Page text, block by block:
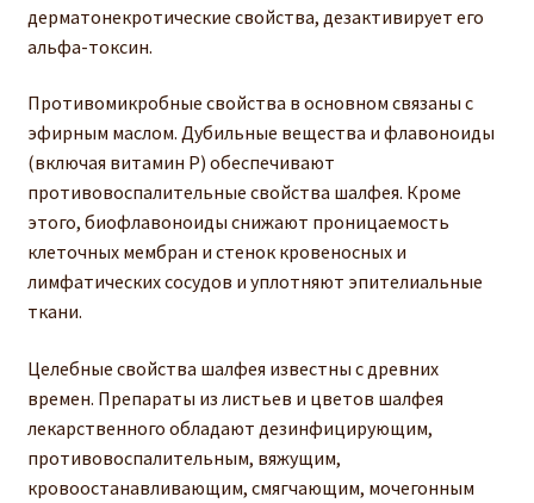
дерматонекротические свойства, дезактивирует его
альфа-токсин.
Противомикробные свойства в основном связаны с
эфирным маслом. Дубильные вещества и флавоноиды
(включая витамин Р) обеспечивают
противовоспалительные свойства шалфея. Кроме
этого, биофлавоноиды снижают проницаемость
клеточных мембран и стенок кровеносных и
лимфатических сосудов и уплотняют эпителиальные
ткани.
Целебные свойства шалфея известны с древних
времен. Препараты из листьев и цветов шалфея
лекарственного обладают дезинфицирующим,
противовоспалительным, вяжущим,
кровоостанавливающим, смягчающим, мочегонным